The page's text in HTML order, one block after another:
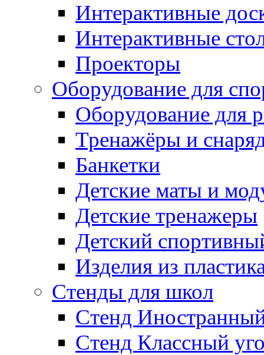
Интерактивные
Интерактивные
Проекторы
Оборудование для
Оборудование для
Тренажёры и
Банкетки
Детские маты и
Детские тренажеры
Детский
Изделия из
Стенды для школ
Стенд
Стенд Классный